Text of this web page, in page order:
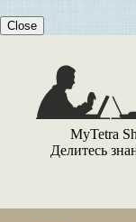
Close
MyTetra
Делитесь